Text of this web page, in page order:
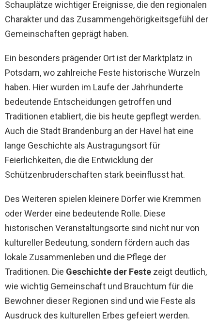
Schauplätze wichtiger Ereignisse, die den regionalen
Charakter und das Zusammengehörigkeitsgefühl der
Gemeinschaften geprägt haben.
Ein besonders prägender Ort ist der Marktplatz in
Potsdam, wo zahlreiche Feste historische Wurzeln
haben. Hier wurden im Laufe der Jahrhunderte
bedeutende Entscheidungen getroffen und
Traditionen etabliert, die bis heute gepflegt werden.
Auch die Stadt Brandenburg an der Havel hat eine
lange Geschichte als Austragungsort für
Feierlichkeiten, die die Entwicklung der
Schützenbruderschaften stark beeinflusst hat.
Des Weiteren spielen kleinere Dörfer wie Kremmen
oder Werder eine bedeutende Rolle. Diese
historischen Veranstaltungsorte sind nicht nur von
kultureller Bedeutung, sondern fördern auch das
lokale Zusammenleben und die Pflege der
Traditionen. Die Geschichte der Feste zeigt deutlich,
wie wichtig Gemeinschaft und Brauchtum für die
Bewohner dieser Regionen sind und wie Feste als
Ausdruck des kulturellen Erbes gefeiert werden.